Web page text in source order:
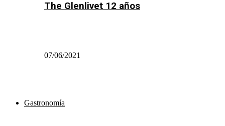
The Glenlivet 12 años
07/06/2021
Gastronomía